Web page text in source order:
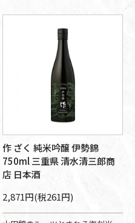
作 ざく 純米吟醸 伊勢錦
750ml 三重県 清水清三郎商
店 日本酒
2,871円(税261円)